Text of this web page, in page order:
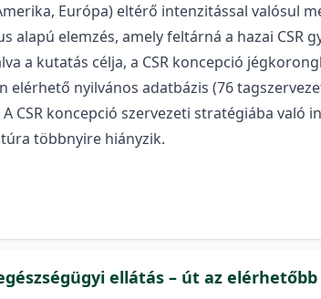
Európa) eltérő intenzitással valósul
alapú elemzés, amely feltárná a hazai
a kutatás célja, a CSR koncepció
elérhető nyilvános adatbázis (76
CSR koncepció szervezeti stratégiába
többnyire hiányzik.
ellátás – út az